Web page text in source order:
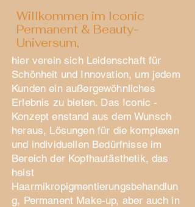
Willkommen im Iconic
Permanent & Beauty-
Universum,
hier verein sich Leidenschaft für
Schönheit und Innovation, um jedem
Kunden ein außergewöhnliches
Erlebnis zu bieten. Das Iconic -
Konzept enstand aus dem Wunsch
heraus, Lösungen für die komplexen
und individuellen Bedürfnisse im
Bereich der Kopfhautästhetik, das
heist
Haarmikropigmentierungsbehandlun
g, Permanent Make-up, aber auch in